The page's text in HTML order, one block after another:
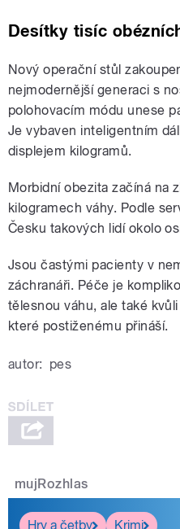
Desítky tisíc
Nový operační stůl
nejmodernější generaci s
polohovacím módu unese
Je vybaven inteligentním
displejem kilogramů.
Morbidní obezita začíná na
kilogramech váhy. Podle
Česku takových lidí okolo
Jsou častými pacienty v
záchranáři. Péče je
tělesnou váhu, ale také
které postiženému přináší.
autor: pes
mujRozhlas
Hry a četby Krimi